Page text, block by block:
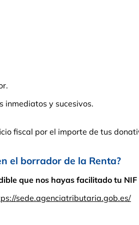
inmediatos y sucesivos.
fiscal por el importe de tus
el borrador de la Renta?
que nos hayas facilitado tu NIF
sede.agenciatributaria.gob.es/